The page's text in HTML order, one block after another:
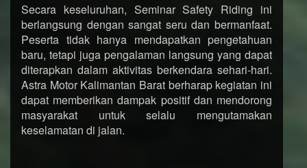
Secara keseluruhan, Seminar Safety Riding ini
berlangsung dengan sangat seru dan bermanfaat.
Peserta tidak hanya mendapatkan pengetahuan
baru, tetapi juga pengalaman langsung yang dapat
diterapkan dalam aktivitas berkendara sehari-hari.
Astra Motor Kalimantan Barat berharap kegiatan ini
dapat memberikan dampak positif dan mendorong
masyarakat untuk selalu mengutamakan
keselamatan di jalan.